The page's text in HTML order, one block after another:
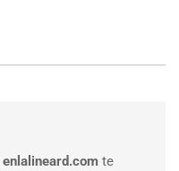
enlalineard.com te